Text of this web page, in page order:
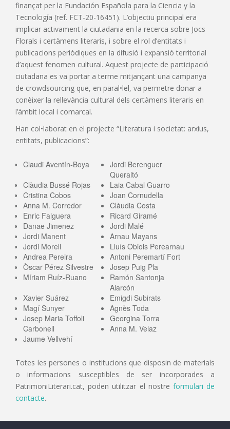
finançat per la Fundación Española para la Ciencia y la
Tecnología (ref. FCT-20-16451). L’objectiu principal era
implicar activament la ciutadania en la recerca sobre Jocs
Florals i certàmens literaris, i sobre el rol d’entitats i
publicacions periòdiques en la difusió i expansió territorial
d’aquest fenomen cultural. Aquest projecte de participació
ciutadana es va portar a terme mitjançant una campanya
de crowdsourcing que, en paral•lel, va permetre donar a
conèixer la rellevància cultural dels certàmens literaris en
l’àmbit local i comarcal.
Han col•laborat en el projecte “Literatura i societat: arxius,
entitats, publicacions”:
Claudi Aventín-Boya
Jordi Berenguer
Queraltó
Clàudia Bussé Rojas
Laia Cabal Guarro
Cristina Cobos
Joan Cornudella
Anna M. Corredor
Clàudia Costa
Enric Falguera
Ricard Giramé
Danae Jimenez
Jordi Malé
Jordi Manent
Arnau Mayans
Jordi Morell
Lluís Obiols Perearnau
Andrea Pereira
Antoni Peremartí Fort
Òscar Pérez Silvestre
Josep Puig Pla
Míriam Ruíz-Ruano
Ramón Santonja
Alarcón
Xavier Suárez
Emigdi Subirats
Magí Sunyer
Agnès Toda
Josep Maria Toffoli
Carbonell
Georgina Torra
Anna M. Velaz
Jaume Vellvehí
Totes les persones o institucions que disposin de materials
o informacions susceptibles de ser incorporades a
PatrimoniLiterari.cat, poden utilitzar el nostre formulari de
contacte.